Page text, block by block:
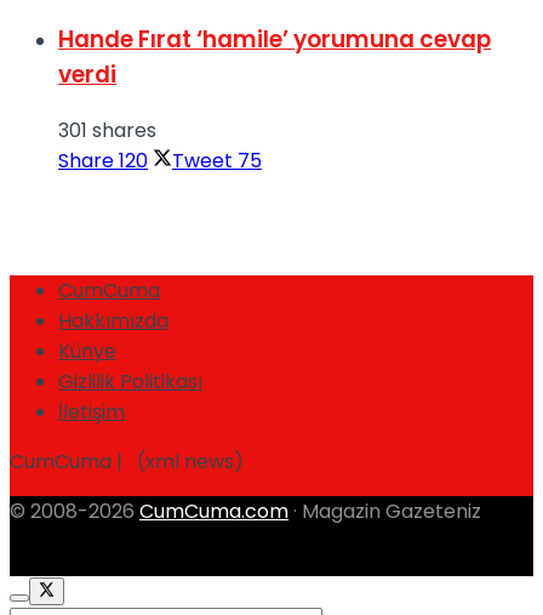
Hande Fırat ‘hamile’ yorumuna cevap
verdi
301 shares
Share120 Tweet 75
CumCuma
Hakkımızda
Künye
Gizlilik Politikası
İletişim
CumCuma | (xml news)
© 2008-2026 CumCuma.com · Magazin Gazeteniz